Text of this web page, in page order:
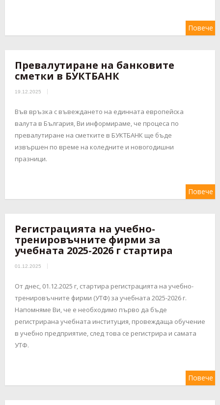
Повече
Превалутиране на банковите
сметки в БУКТБАНК
19.12.2025
Във връзка с въвеждането на единната европейска
валута в България, Ви информираме, че процеса по
превалутиране на сметките в БУКТБАНК ще бъде
извършен по време на коледните и новогодишни
празници.
Повече
Регистрацията на учебно-
тренировъчните фирми за
учебната 2025-2026 г стартира
01.12.2025
От днес, 01.12.2025 г, стартира регистрацията на учебно-
тренировъчните фирми (УТФ) за учебната 2025-2026 г.
Напомняме Ви, че е необходимо първо да бъде
регистрирана учебната институция, провеждаща обучение
в учебно предприятие, след това се регистрира и самата
УТФ.
Повече